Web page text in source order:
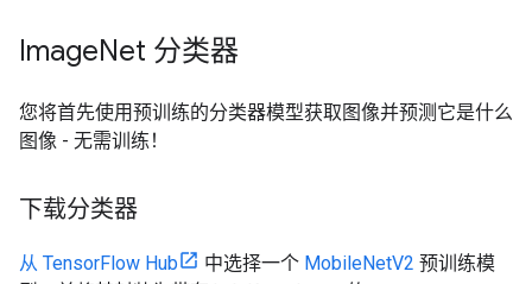
ImageNet 分类器
您将首先使用预训练的分类器模型获取图像并预测它是什么
图像 - 无需训练！
下载分类器
从 TensorFlow Hub 中选择一个 MobileNetV2 预训练模